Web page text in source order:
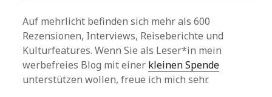
Auf mehrlicht befinden sich mehr als 600
Rezensionen, Interviews, Reiseberichte und
Kulturfeatures. Wenn Sie als Leser*in mein
werbefreies Blog mit einer kleinen Spende
unterstützen wollen, freue ich mich sehr.